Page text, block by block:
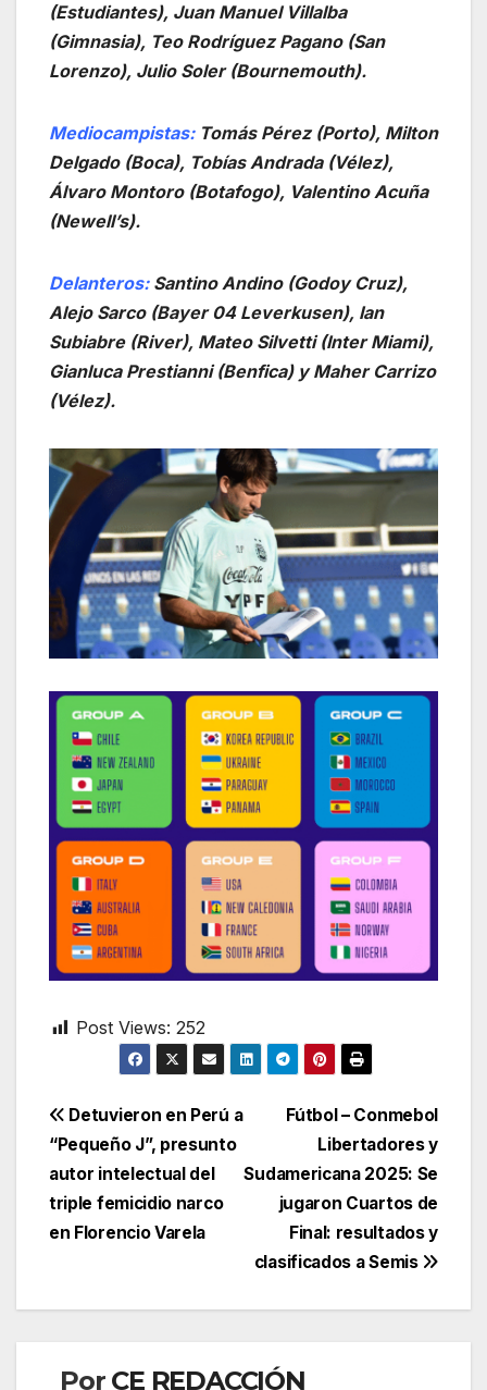
(Estudiantes), Juan Manuel Villalba
(Gimnasia), Teo Rodríguez Pagano (San
Lorenzo), Julio Soler (Bournemouth).
Mediocampistas:Tomás Pérez (Porto), Milton
Delgado (Boca), Tobías Andrada (Vélez),
Álvaro Montoro (Botafogo), Valentino Acuña
(Newell’s).
Delanteros:Santino Andino (Godoy Cruz),
Alejo Sarco (Bayer 04 Leverkusen), Ian
Subiabre (River), Mateo Silvetti (Inter Miami),
Gianluca Prestianni (Benfica) y Maher Carrizo
(Vélez).
Post Views: 252
Navegación
de
entradas
Fútbol – Conmebol
Libertadores y
Sudamericana 2025: Se
jugaron Cuartos de
Final: resultados y
clasificados a Semis
Detuvieron en Perú a
“Pequeño J”, presunto
autor intelectual del
triple femicidio narco
en Florencio Varela
Por CE REDACCIÓN